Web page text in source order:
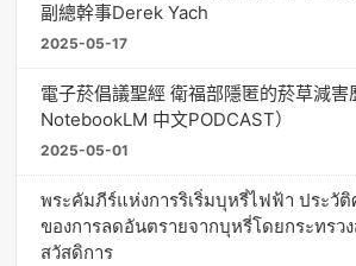
副總幹事Derek Yach
2025-05-17
電子菸倡議聖經 衛福部隱匿的菸草減
NotebookLM 中文PODCAST）
2025-05-01
พระคัมภีร์แห่งการริเริ่มบุหรี่ไฟฟ้า ประวั
ของการลดอันตรายจากบุหรี่โดยกระทรว
สวัสดิการ